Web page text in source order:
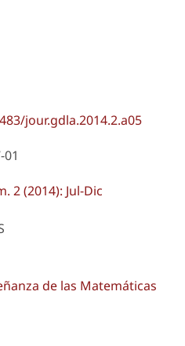
jour.gdla.2014.2.a05
2 (2014): Jul-Dic
de las Matemáticas